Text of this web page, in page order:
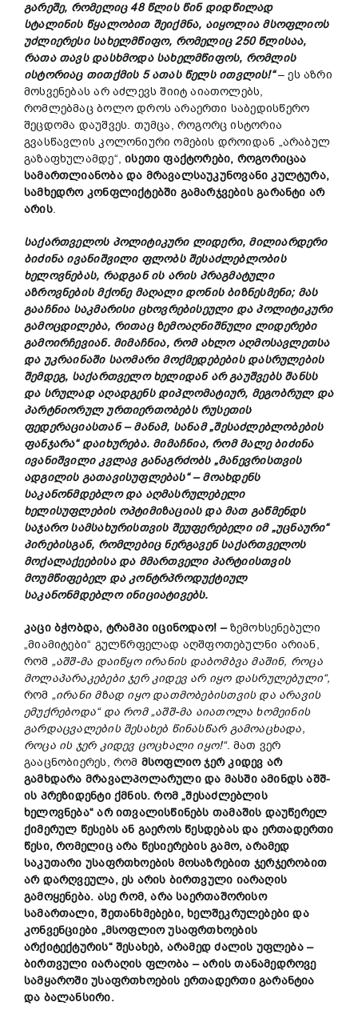
გარეშე, რომელიც 48წლის წინ დიდწილად
სტალინის წყალობით შეიქმნა, აიყოლია მსოფლიოს
უძლიერესი სახელმწიფო, რომელიც 250წლისაა,
რათა თავს დასხმოდა სახელმწიფოს, რომლის
ისტორიაც თითქმის 5ათას წელს ითვლის!“– ეს აზრი
მოსვენებას არ აძლევს შიიტ აიათოლებს,
რომლებმაც ბოლო დროს არაერთი საბედისწერო
შეცდომა დაუშვეს. თუმცა, როგორც ისტორია
გვასწავლის კოლონიური ომების დროიდან „არაბულ
გაზაფხულამდე“,ისეთიფაქტორები, როგორიცაა
სამართლიანობა და მრავალსაუკუნოვანიკულტურა,
სამხედრო კონფლიქტებში გამარჯვებისგარანტი არ
არის.
საქართველოს პოლიტიკური ლიდერი, მილიარდერი
ბიძინა ივანიშვილი ფლობს შესაძლებლობის
ხელოვნებას, რადგან ის არის პრაგმატული
აზროვნების მქონე მაღალი დონის ბიზნესმენი; მას
გააჩნია საკმარისი ცხოვრებისეული და პოლიტიკური
გამოცდილება, რითაც ზემოაღნიშნული ლიდერები
გამოირჩევიან. მიმაჩნია, რომ ახლო აღმოსავლეთსა
და უკრაინაში საომარი მოქმედებების დასრულების
შემდეგ, საქართველო ხელიდან არ გაუშვებს შანსს
და სრულად აღადგენს დიპლომატიურ, მეგობრულ და
პარტნიორულ ურთიერთობებს რუსეთის
ფედერაციასთან– მანამ, სანამ „შესაძლებლობების
ფანჯარა“ დაიხურება. მიმაჩნია, რომ მალე ბიძინა
ივანიშვილი კვლავ განაგრძობს „მანევრისთვის
ადგილის გათავისუფლებას“– მოახდენს
საკანონმდებლო და აღმასრულებელი
ხელისუფლების ოპტიმიზაციას და მათ გაწმენდს
საჯარო სამსახურისთვის შეუფერებელი იმ „უცნაური“
პირებისგან, რომლებიც ნერგავენ საქართველოს
მოქალაქეებისა და მმართველი პარტიისთვის
მოუმწიფებელ და კონტრპროდუქტიულ
საკანონმდებლო ინიციატივებს.
კაცი ბჭობდა, ტრამპი იცინოდაო! –ზემოხსენებული
„მიამიტები“ გულწრფელად აღშფოთებულნი არიან,
რომ „აშშ-მა დაიწყო ირანის დაბომბვა მაშინ, როცა
მოლაპარაკებებიჯერკიდევ არ იყო დასრულებული“,
რომ „ირანი მზად იყო დათმობებისთვის და არავის
ემუქრებოდა“ და რომ „აშშ-მა აიათოლა ხომეინის
გარდაცვალების შესახებ წინასწარ გამოაცხადა,
როცა ის ჯერ კიდევ ცოცხალი იყო!“. მათ ვერ
გააცნობიერეს, რომ მსოფლიოჯერკიდევ არ
გამხდარა მრავალპოლარულიდა მასში ამინდსაშშ-
ის პრეზიდენტი ქმნის.რომ „შესაძლებლის
ხელოვნება“არითვალისწინებს თამაშის დაუწერელ
ქიმერულ წესებსან გაეროს წესდებასდა ერთადერთი
წესი,რომელიც არა წესიერებისგამო,არამედ
საკუთარი უსაფრთხოების მოსაზრებით ჯერჯერობით
არ დარღვეულა, ეს არის ბირთვული იარაღის
გამოყენება. ასერომ,არასაერთაშორისო
სამართალი,შეთანხმებები,ხელშეკრულებებიდა
კონვენციები „მსოფლიოუსაფრთხოების
არქიტექტურის“ შესახებ, არამედძალის უფლება–
ბირთვული იარაღის ფლობა –არისთანამედროვე
სამყაროშიუსაფრთხოების ერთადერთი გარანტია
და ბალანსირი.